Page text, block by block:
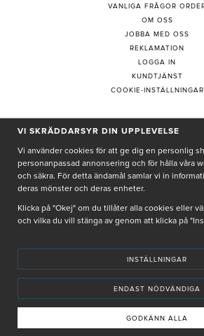
VANLIGA FRÅGOR
OM OSS
JOBBA MED OSS
REKLAMATION
LOGGA IN
KUNDTJÄNST
COOKIE-INSTÄLLNINGAR
PRENUMERERA PÅ
Genom att ge min e-post, accepterar jag Seth och
De uppgifter du matar in kommer endast användas
INNEHÅLLET OCH REKOMMENDATIONERNA PÅ DENNA SIDA
AV VÅRA AUKTORISERADE
VI SKRÄDDARSYR DIN UPPLEVELSE
Vi använder cookies för att ge dig en personlig
personanpassad annonsering och för hålla våra
och säkra. För detta ändamål samlar vi in
deras mönster och deras enheter.
Klicka på "Okej" om du tillåter alla cookies eller
och vilka du vill stänga av genom att klicka på
INSTÄLLNINGAR
ENDAST NÖDVÄNDIGA
GODKÄNN ALLA